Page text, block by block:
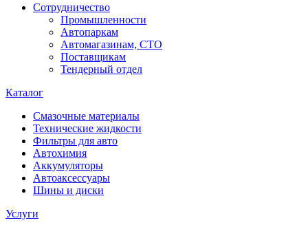
Сотрудничество
Промышленности
Автопаркам
Автомагазинам, СТО
Поставщикам
Тендерный отдел
Каталог
Смазочные материалы
Технические жидкости
Фильтры для авто
Автохимия
Аккумуляторы
Автоаксессуары
Шины и диски
Услуги